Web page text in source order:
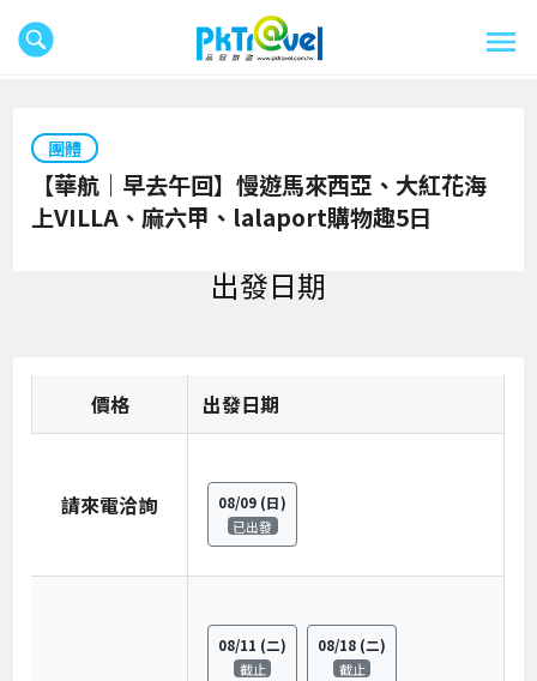
團體
【華航｜早去午回】慢遊馬來西亞、大紅花海
上VILLA、麻六甲、lalaport購物趣5日
出發日期
價格 日期
請來電洽詢 08/09 (日)
已出發
08/11 (二)
截止
08/18 (二)
截止